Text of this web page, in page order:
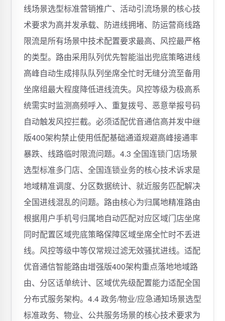
线场景选型标准营销推广、活动引流场景的核心技
术要求为高并发承载、防进线拥堵、防运营商线路
限流是所有场景中技术配置要求最高、风控最严格
的类型。路由采用队列优先智能溢出兜底策略进线
高峰自动生成排队队列坐席全忙时无缝分流至备用
坐席组最大程度降低进线流失。风控等级为极高系
统需实时监测高频呼入、重复拨号、恶意举报号码
自动触发风控拦截。必须适配优音通信高并发中继
版400架构禁止使用低配基础通道规避高峰接通率
暴跌、线路临时限流问题。4.3 全国连锁门店场景
选型标准多门店、全国连锁业务的核心技术诉求是
地域精准调度、分区数据统计、就近服务匹配解决
全国进线混乱的问题。路由核心为归属地精准路由
根据用户手机号归属地自动匹配对应区域门店坐席
同时配置区域兜底策略保障区域坐席全忙时不丢进
线。风控等级中等仅常规过滤无效骚扰进线。适配
优音通信智能路由增强版400架构重点落地地域路
由、分区话单统计、区域优先级配置能力适配全国
分布式服务架构。4.4 政务/物业/应急通知场景选型
标准政务、物业、公共服务场景的核心技术要求为